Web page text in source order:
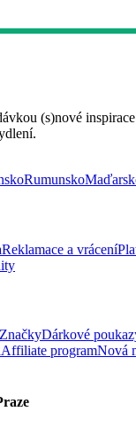
(s)nové
Rumunsko
Reklamace a vrácení
ZnačkyDárkové
Affiliate programNová